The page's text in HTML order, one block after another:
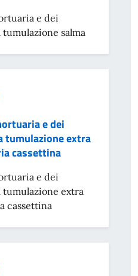
e dei
salma
e dei
tumulazione extra
cassettina
e dei
extra
cassettina